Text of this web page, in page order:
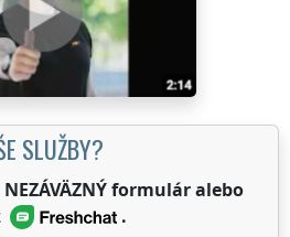
SLUŽBY?
formulár alebo
.